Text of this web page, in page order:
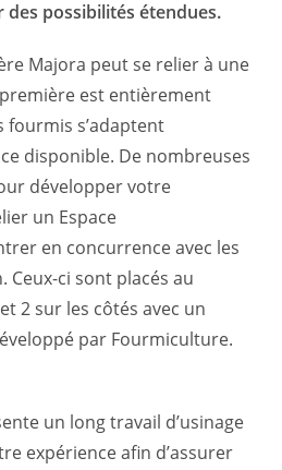
possibilités étendues.
Majora peut se relier à une
est entièrement
fourmis s’adaptent
disponible. De nombreuses
développer votre
un Espace
en concurrence avec les
ci sont placés au
2 sur les côtés avec un
par Fourmiculture.
un long travail d’usinage
expérience afin d’assurer